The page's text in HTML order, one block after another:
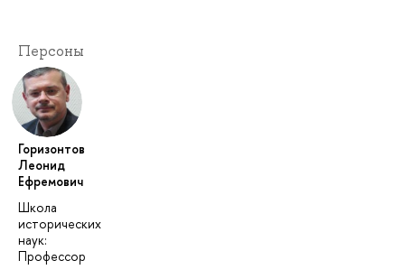
Персоны
Горизонтов
Леонид
Ефремович
Школа
исторических
наук:
Профессор